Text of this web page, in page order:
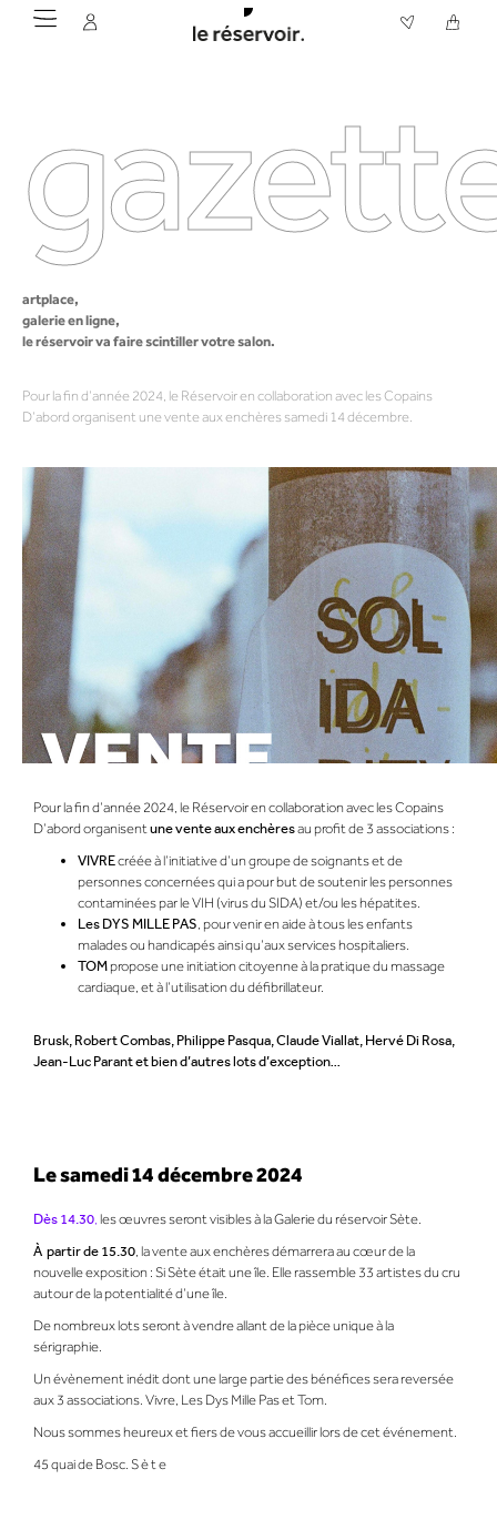
artplace,
galerie en ligne,
le réservoir va faire scintiller votre salon.
Pour la fin d’année 2024, le Réservoir en collaboration avec les Copains
D’abord organisent une vente aux enchères samedi 14 décembre.
Pour la fin d’année 2024, le Réservoir en collaboration avec les Copains
D’abord organisentune vente aux enchèresau profit de 3 associations :
VIVREcréée à l’initiative d’un groupe de soignants et de
personnes concernées qui a pour but de soutenir les personnes
contaminées par le VIH (virus du SIDA) et/ou les hépatites.
Les DYS MILLE PAS, pour venir en aide à tous les enfants
malades ou handicapés ainsi qu’aux services hospitaliers.
TOM propose une initiation citoyenne à la pratique du massage
cardiaque, et à l’utilisation du défibrillateur.
Brusk, Robert Combas, Philippe Pasqua, Claude Viallat, Hervé Di Rosa,
Jean-Luc Parantet bien d’autres lots d’exception…
Le samedi 14 décembre 2024
Dès 14.30, les œuvres seront visibles à la Galerie du réservoir Sète.
À partir de 15.30, la vente aux enchères démarrera au cœur de la
nouvelle exposition : Si Sète était une île. Elle rassemble 33 artistes du cru
autour de la potentialité d’une île.
De nombreux lots seront à vendre allant de la pièce unique à la
sérigraphie.
Un évènement inédit dont une large partie des bénéfices sera reversée
aux 3 associations. Vivre, Les Dys Mille Pas et Tom.
Nous sommes heureux et fiers de vous accueillir lors de cet événement.
45 quai de Bosc. S è t e